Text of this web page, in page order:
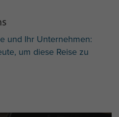
und Ihr Unternehmen:
um diese Reise zu